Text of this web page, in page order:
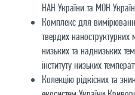
НАН України та МОН
Комплекс для
твердих наноструктурних
низьких та наднизьких
інституту низьких
Колекцію рідкісних та